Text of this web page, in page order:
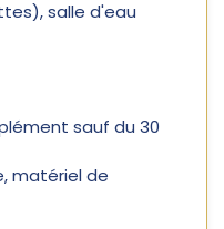
salle d'eau
sauf du 30
matériel de